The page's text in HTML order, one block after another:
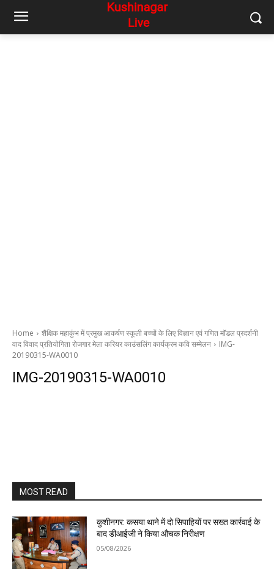
Home
शैक्षिक महाकुंभ में प्रमुख आकर्षण स्कूली बच्चों के लिए विज्ञान एवं गणित मॉडल प्रदर्शनी
वाद विवाद प्रतियोगिता रोजगार मेला करियर काउंसलिंग कार्यक्रम कवि सम्मेलन
IMG-
20190315-WA0010
IMG-20190315-WA0010
MOST READ
कुशीनगर: कसया थाने में दो सिपाहियों पर सख्त कार्रवाई के
बाद डीआईजी ने किया औचक निरीक्षण
05/08/2026